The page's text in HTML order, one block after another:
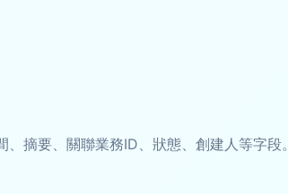
摘要、關聯業務ID、狀態、創建人等字段。